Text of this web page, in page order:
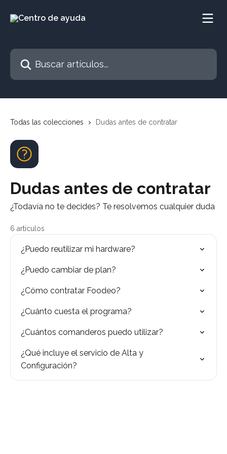
Buscar artículos...
Todas las colecciones Dudas antes de contratar
Dudas antes de contratar
¿Todavía no te decides? Te resolvemos cualquier duda
6 artículos
¿Puedo reutilizar mi hardware?
¿Puedo cambiar de plan?
¿Cómo contratar Foodeo?
¿Cuánto cuesta el programa?
¿Cuántos comanderos puedo utilizar?
¿Qué incluye el servicio de Alta y
Configuración?